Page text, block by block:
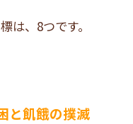
は、8つです。
と飢餓の撲滅